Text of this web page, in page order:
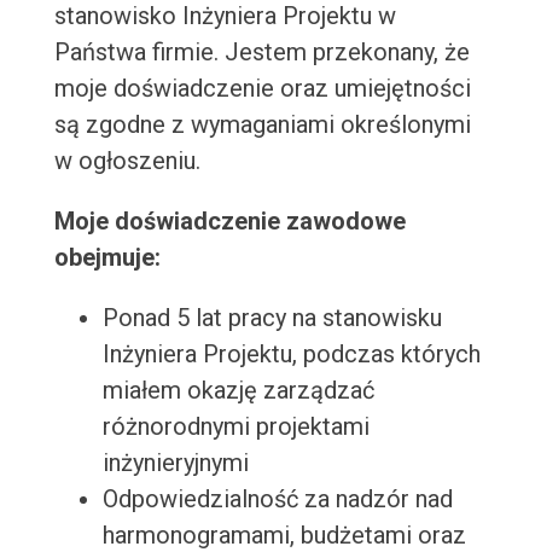
stanowisko Inżyniera Projektu w
Państwa firmie. Jestem przekonany, że
moje doświadczenie oraz umiejętności
są zgodne z wymaganiami określonymi
w ogłoszeniu.
Moje doświadczenie zawodowe
obejmuje:
Ponad 5 lat pracy na stanowisku
Inżyniera Projektu, podczas których
miałem okazję zarządzać
różnorodnymi projektami
inżynieryjnymi
Odpowiedzialność za nadzór nad
harmonogramami, budżetami oraz